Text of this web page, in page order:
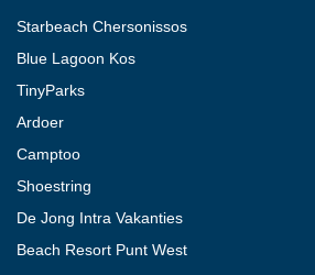
Starbeach Chersonissos
Blue Lagoon Kos
TinyParks
Ardoer
Camptoo
Shoestring
De Jong Intra Vakanties
Beach Resort Punt West